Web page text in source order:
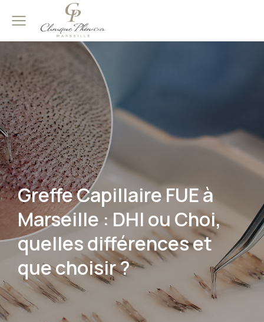
Greffe Capillaire FUE à
Marseille : DHI ou Choi,
quelles différences et
que choisir ?